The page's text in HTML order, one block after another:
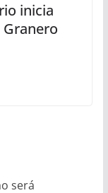
inicia
será